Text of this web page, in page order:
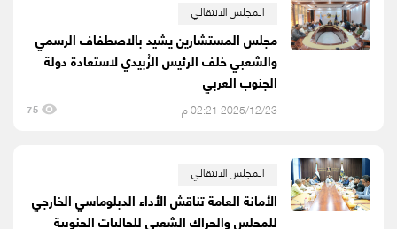
المجلس الانتقالي
مجلس المستشارين يشيد بالاصطفاف الرسمي
والشعبي خلف الرئيس الزُبيدي لاستعادة دولة
الجنوب العربي
2025/12/23 02:21 م 75
المجلس الانتقالي
الأمانة العامة تناقش الأداء الدبلوماسي الخارجي
للمجلس والحراك الشعبي للجاليات الجنوبية